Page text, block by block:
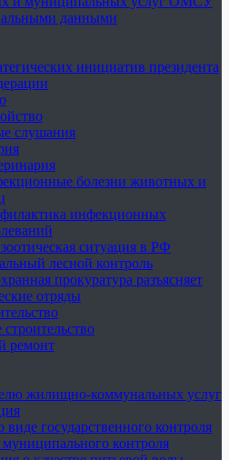
данными
инициатив президента
слушания
болезни животных и
инфекционных
ситуация в РФ
лесной контроль
прокуратура разъясняет
отряды
ремонт
жилищно-коммунальных услуг
государственного контроля
муниципального контроля